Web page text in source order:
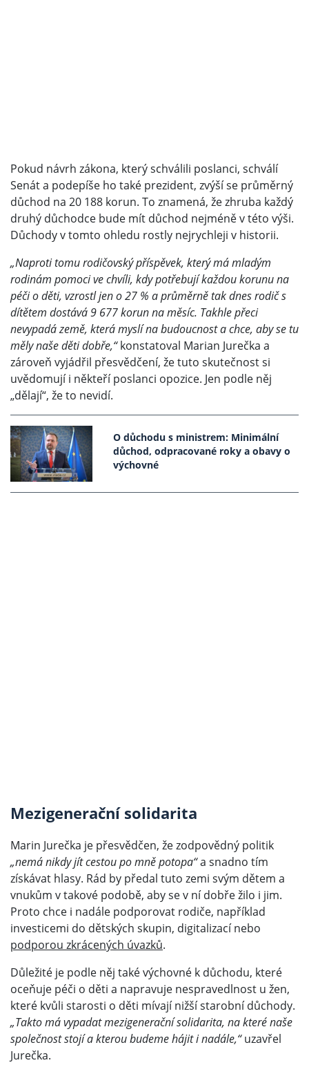
Pokud návrh zákona, který schválili poslanci, schválí
Senát a podepíše ho také prezident, zvýší se průměrný
důchod na 20 188 korun. To znamená, že zhruba každý
druhý důchodce bude mít důchod nejméně v této výši.
Důchody v tomto ohledu rostly nejrychleji v historii.
„Naproti tomu rodičovský příspěvek, který má mladým
rodinám pomoci ve chvíli, kdy potřebují každou korunu na
péči o děti, vzrostl jen o 27 % a průměrně tak dnes rodič s
dítětem dostává 9 677 korun na měsíc. Takhle přeci
nevypadá země, která myslí na budoucnost a chce, aby se tu
měly naše děti dobře,“konstatoval Marian Jurečka a
zároveň vyjádřil přesvědčení, že tuto skutečnost si
uvědomují i někteří poslanci opozice. Jen podle něj
„dělají“, že to nevidí.
O důchodu s ministrem: Minimální
důchod, odpracované roky a obavy o
výchovné
Mezigenerační solidarita
Marin Jurečka je přesvědčen, že zodpovědný politik
„nemá nikdy jít cestou po mně potopa“a snadno tím
získávat hlasy. Rád by předal tuto zemi svým dětem a
vnukům v takové podobě, aby se v ní dobře žilo i jim.
Proto chce i nadále podporovat rodiče, například
investicemi do dětských skupin, digitalizací nebo
podporou zkrácených úvazků.
Důležité je podle něj také výchovné k důchodu, které
oceňuje péči o děti a napravuje nespravedlnost u žen,
které kvůli starosti o děti mívají nižší starobní důchody.
„Takto má vypadat mezigenerační solidarita, na které naše
společnost stojí a kterou budeme hájit i nadále,“uzavřel
Jurečka.